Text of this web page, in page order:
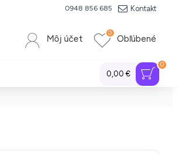
0948 856 685 Kontakt
Môj účet Obľúbené
0
0,00 €
0